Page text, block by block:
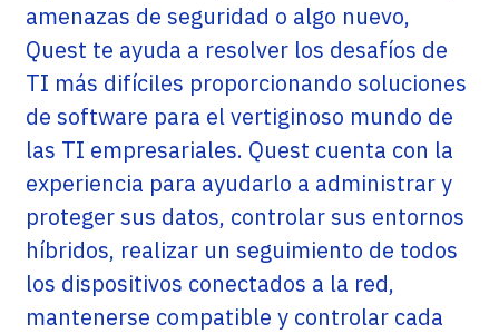
amenazas de seguridad o algo nuevo,
Quest te ayuda a resolver los desafíos de
TI más difíciles proporcionando soluciones
de software para el vertiginoso mundo de
las TI empresariales. Quest cuenta con la
experiencia para ayudarlo a administrar y
proteger sus datos, controlar sus entornos
híbridos, realizar un seguimiento de todos
los dispositivos conectados a la red,
mantenerse compatible y controlar cada